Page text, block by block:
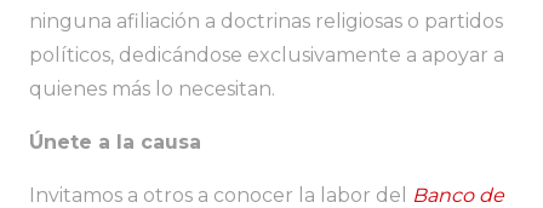
ninguna afiliación a doctrinas religiosas o partidos
políticos, dedicándose exclusivamente a apoyar a
quienes más lo necesitan.
Únete a la causa
Invitamos a otros a conocer la labor del
Banco de